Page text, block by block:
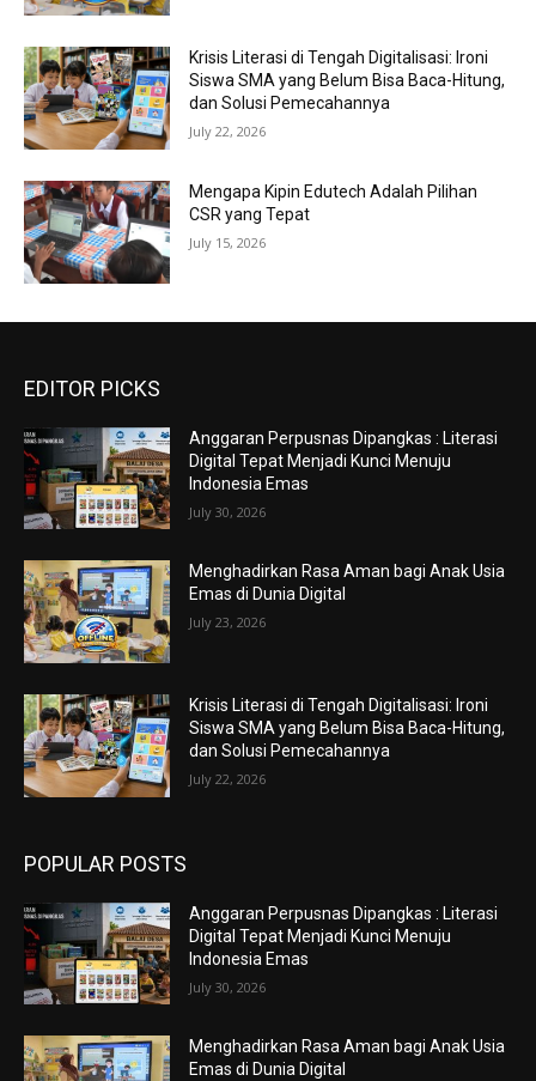
Krisis Literasi di Tengah Digitalisasi: Ironi
Siswa SMA yang Belum Bisa Baca-Hitung,
dan Solusi Pemecahannya
July 22, 2026
Mengapa Kipin Edutech Adalah Pilihan
CSR yang Tepat
July 15, 2026
EDITOR PICKS
Anggaran Perpusnas Dipangkas : Literasi
Digital Tepat Menjadi Kunci Menuju
Indonesia Emas
July 30, 2026
Menghadirkan Rasa Aman bagi Anak Usia
Emas di Dunia Digital
July 23, 2026
Krisis Literasi di Tengah Digitalisasi: Ironi
Siswa SMA yang Belum Bisa Baca-Hitung,
dan Solusi Pemecahannya
July 22, 2026
POPULAR POSTS
Anggaran Perpusnas Dipangkas : Literasi
Digital Tepat Menjadi Kunci Menuju
Indonesia Emas
July 30, 2026
Menghadirkan Rasa Aman bagi Anak Usia
Emas di Dunia Digital